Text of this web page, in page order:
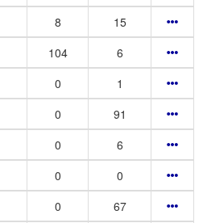
8
15
104
6
0
1
0
91
0
6
0
0
0
67